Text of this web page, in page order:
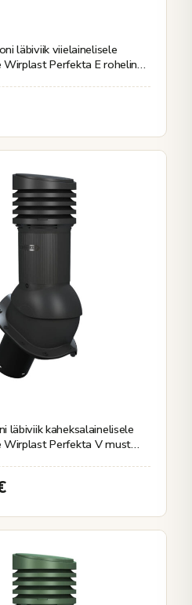
läbiviik viielainelisele
Perfekta E roheline
läbiviik kaheksalainelisele
Wirplast Perfekta V must